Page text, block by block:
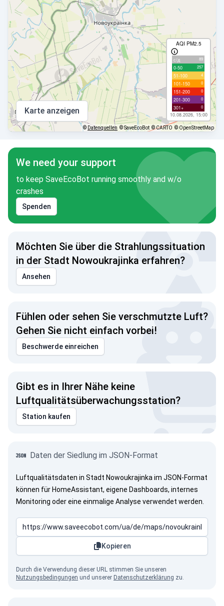
AQI PM2.5
с/д 89
0-50 257
51-100 4
101-150 0
151-200 0
201-300 0
301+ 0
10.08.2026, 15:00
Karte anzeigen
© Datenquellen © SaveEcoBot © CARTO © OpenStreetMap
We need your support
to keep SaveEcoBot running smoothly and w/o
crashes
Spenden
Möchten Sie über die Strahlungssituation
in der Stadt Nowoukrajinka erfahren?
Ansehen
Fühlen oder sehen Sie verschmutzte Luft?
Gehen Sie nicht einfach vorbei!
Beschwerde einreichen
Gibt es in Ihrer Nähe keine
Luftqualitätsüberwachungsstation?
Station kaufen
Daten der Siedlung im JSON-Format
Luftqualitätsdaten in Stadt Nowoukrajinka im JSON-Format
können für HomeAssistant, eigene Dashboards, internes
Monitoring oder eine einmalige Analyse verwendet werden.
Kopieren
Durch die Verwendung dieser URL stimmen Sie unseren
Nutzungsbedingungen und unserer Datenschutzerklärung zu.